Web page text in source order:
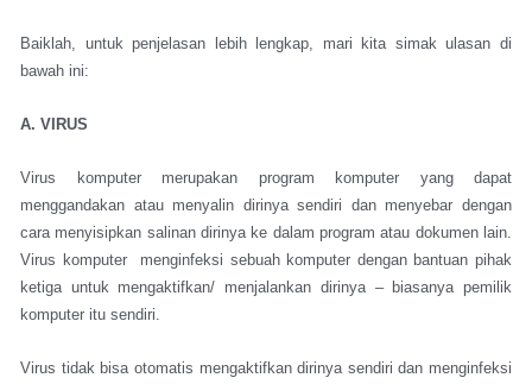
Baiklah, untuk penjelasan lebih lengkap, mari kita simak ulasan di
bawah ini:
A. VIRUS
Virus komputer merupakan program komputer yang dapat
menggandakan atau menyalin dirinya sendiri dan menyebar dengan
cara menyisipkan salinan dirinya ke dalam program atau dokumen lain.
Virus komputer menginfeksi sebuah komputer dengan bantuan pihak
ketiga untuk mengaktifkan/ menjalankan dirinya – biasanya pemilik
komputer itu sendiri.
Virus tidak bisa otomatis mengaktifkan dirinya sendiri dan menginfeksi